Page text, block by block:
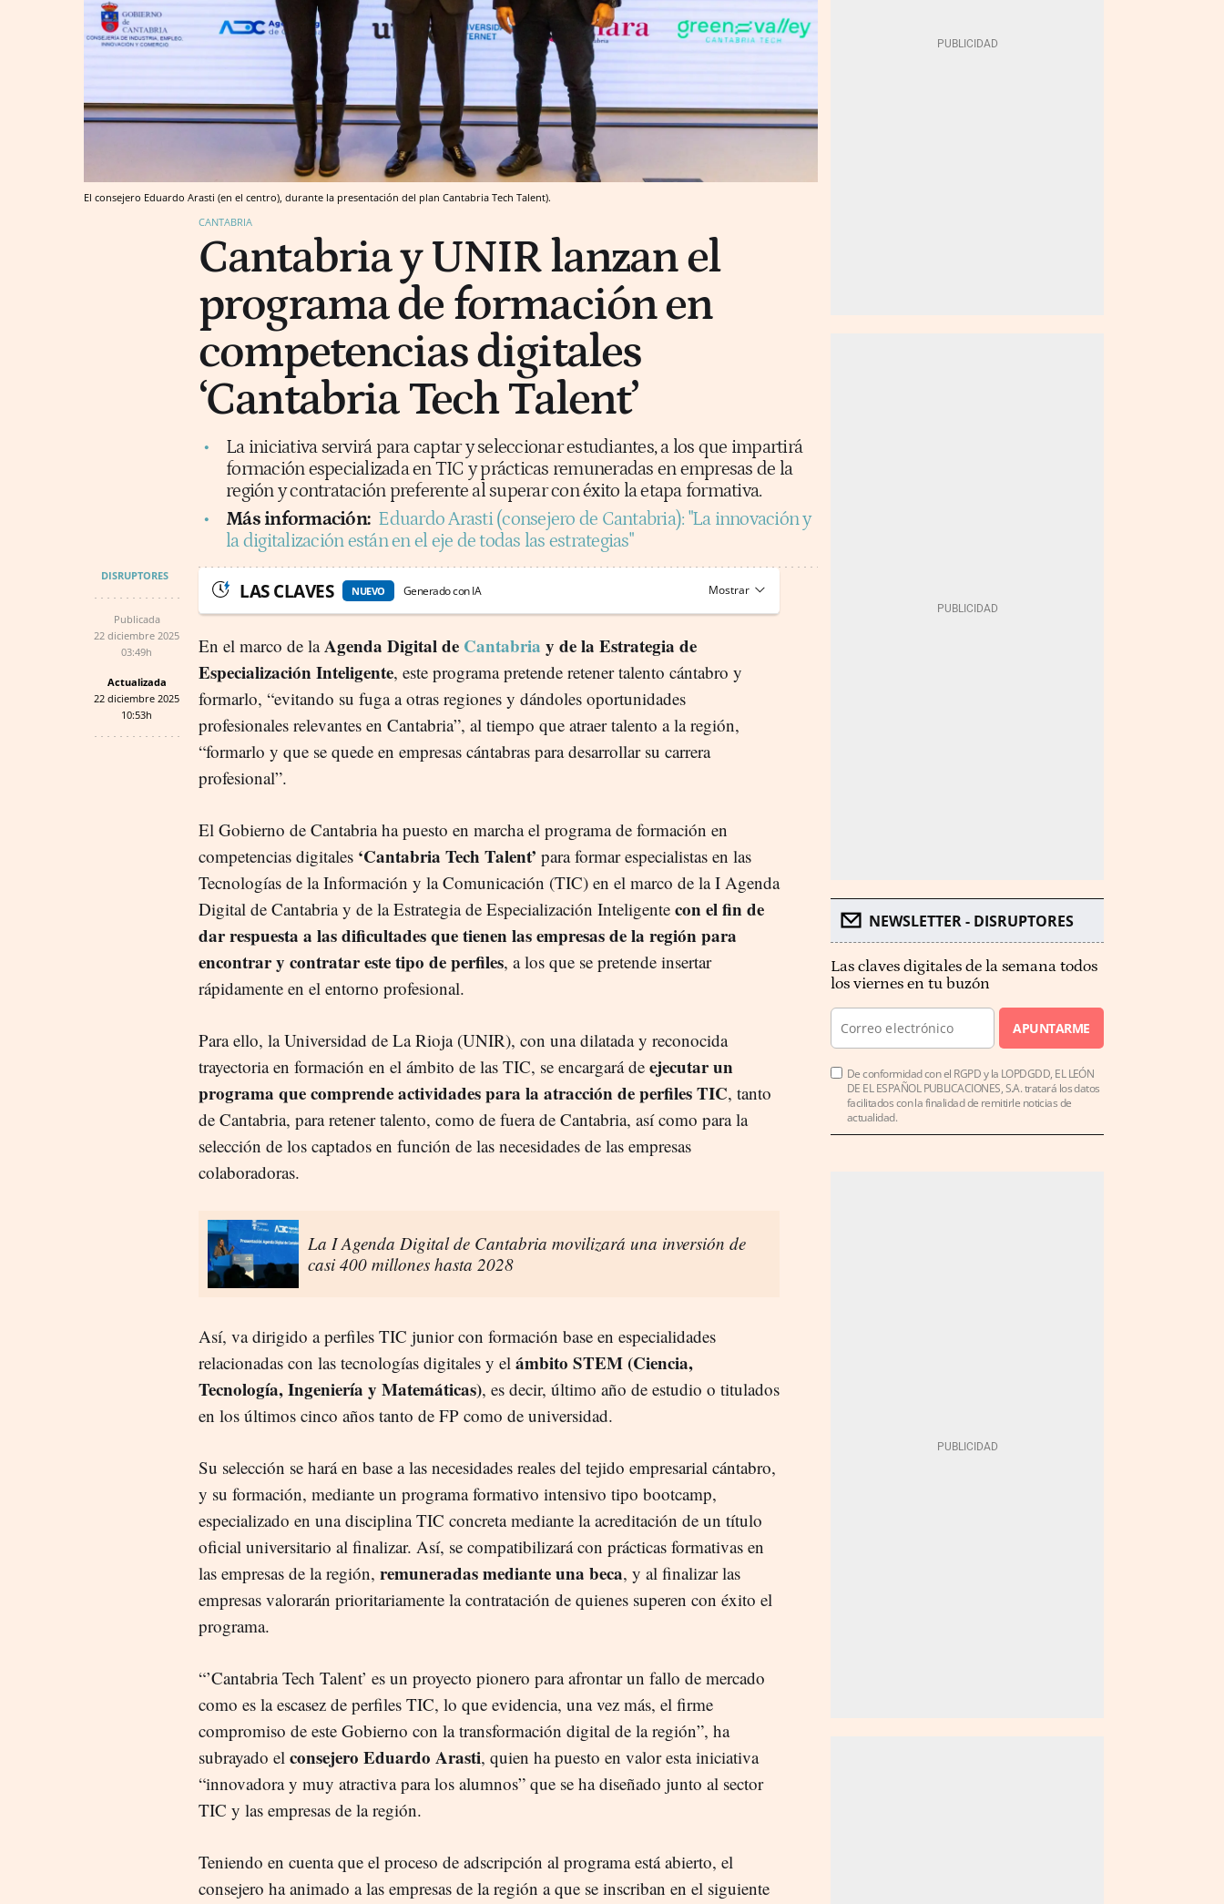
El consejero Eduardo Arasti (en el centro), durante la presentación del plan Cantabria Tech Talent).
CANTABRIA
Cantabria y UNIR lanzan el
programa de formación en
competencias digitales
‘Cantabria Tech Talent’
La iniciativa servirá para captar y seleccionar estudiantes, a los que impartirá
formación especializada en TIC y prácticas remuneradas en empresas de la
región y contratación preferente al superar con éxito la etapa formativa.
Más información: Eduardo Arasti (consejero de Cantabria): "La innovación y
la digitalización están en el eje de todas las estrategias"
DISRUPTORES
Publicada
22 diciembre 2025
03:49h
Actualizada
22 diciembre 2025
10:53h
LAS CLAVES NUEVO Generado con IA
En el marco de laAgenda Digital de Cantabria y de la Estrategia de
Especialización Inteligente, este programa pretende retener talento cántabro y
formarlo, “evitando su fuga a otras regiones y dándoles oportunidades
profesionales relevantes en Cantabria”, al tiempo que atraer talento a la región,
“formarlo y que se quede en empresas cántabras para desarrollar su carrera
profesional”.
El Gobierno de Cantabria ha puesto en marcha el programa de formación en
competencias digitales ‘Cantabria Tech Talent’ para formar especialistas en las
Tecnologías de la Información y la Comunicación (TIC) en el marco de la I Agenda
Digital de Cantabria y de la Estrategia de Especialización Inteligente con el fin de
dar respuesta a las dificultades que tienen las empresas de la región para
encontrar y contratar este tipo de perfiles, a los que se pretende insertar
rápidamente en el entorno profesional.
Para ello, la Universidad de La Rioja (UNIR), con una dilatada y reconocida
trayectoria en formación en el ámbito de las TIC, se encargará de ejecutar un
programa que comprende actividades para la atracción de perfiles TIC, tanto
de Cantabria, para retener talento, como de fuera de Cantabria, así como para la
selección de los captados en función de las necesidades de las empresas
colaboradoras.
La I Agenda Digital de Cantabria movilizará una inversión de
casi 400 millones hasta 2028
Así, va dirigido a perfiles TIC junior con formación base en especialidades
relacionadas con las tecnologías digitales y el ámbito STEM (Ciencia,
Tecnología, Ingeniería y Matemáticas), es decir, último año de estudio o titulados
en los últimos cinco años tanto de FP como de universidad.
Su selección se hará en base a las necesidades reales del tejido empresarial cántabro,
y su formación, mediante un programa formativo intensivo tipo bootcamp,
especializado en una disciplina TIC concreta mediante la acreditación de un título
oficial universitario al finalizar. Así, se compatibilizará con prácticas formativas en
las empresas de la región, remuneradas mediante una beca, y al finalizar las
empresas valorarán prioritariamente la contratación de quienes superen con éxito el
programa.
“’Cantabria Tech Talent’ es un proyecto pionero para afrontar un fallo de mercado
como es la escasez de perfiles TIC, lo que evidencia, una vez más, el firme
compromiso de este Gobierno con la transformación digital de la región”, ha
subrayado el consejero Eduardo Arasti, quien ha puesto en valor esta iniciativa
“innovadora y muy atractiva para los alumnos” que se ha diseñado junto al sector
TIC y las empresas de la región.
Teniendo en cuenta que el proceso de adscripción al programa está abierto, el
consejero ha animado a las empresas de la región a que se inscriban en el siguiente
NEWSLETTER - DISRUPTORES
Las claves digitales de la semana todos
los viernes en tu buzón
APUNTARME
De conformidad con el RGPD y la LOPDGDD, EL LEÓN
DE EL ESPAÑOL PUBLICACIONES, S.A. tratará los datos
facilitados con la finalidad de remitirle noticias de
actualidad.